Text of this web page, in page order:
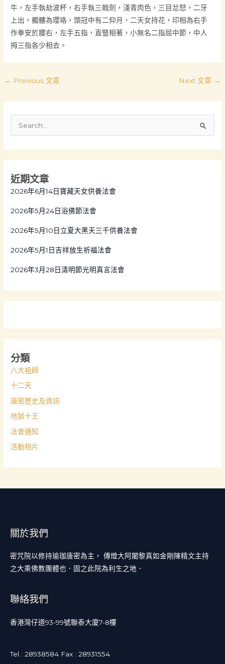
c
h
f
:
近期文章
2026年6月14日寶藏天女供養法會
2026年5月24日浴佛節法會
2026年5月10日立夏大黑天三千供養法會
2026年5月1日吉祥放生祈福法會
2026年3月28日清明節光明真言法會
分類
八大袓師
十二天
唐密歷史及資訊
地獄十王
法會通知
活動相片
牛，左手執劫波杯，右手執三戟劍，淺青肉色，三目忿怒，二牙
上出，髑髏為瓔珞，頭冠中有二仰月，二天女持花，印相為右手
作拳安於腰右，左手五指，直豎相著，小無名二指屈中節，中人
拇三指各少相去。
← Previous 文章 Next 文章 →
關於我們
密咒院以修持瑜珈唐密為主， 傳燈大阿闍黎真如金剛陳精文主持
之大乘佛教團體也．固之此院為利生之地．
聯絡我們
香港灣仔道93-99號聯泰大廈7-8樓
Tel : 28938584 Fax : 28931554